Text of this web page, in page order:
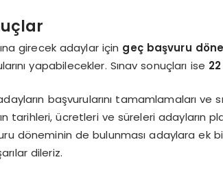
girecek adaylar için geç başvuru
yapabilecekler. Sınav sonuçları ise
başvurularını tamamlamaları ve
tarihleri, ücretleri ve süreleri adayların
döneminin de bulunması adaylara ek
dileriz.